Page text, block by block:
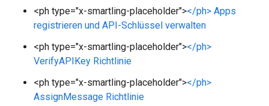
<ph type="x-smartling-placeholder"></ph> Apps
registrieren und API-Schlüssel verwalten
<ph type="x-smartling-placeholder"></ph>
VerifyAPIKey Richtlinie
<ph type="x-smartling-placeholder"></ph>
AssignMessage Richtlinie